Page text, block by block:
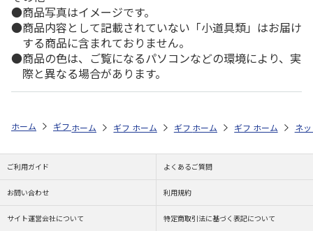
商品写真はイメージです。
商品内容として記載されていない「小道具類」はお届け
する商品に含まれておりません。
商品の色は、ご覧になるパソコンなどの環境により、実
際と異なる場合があります。
ホーム ギフトストア お中元・夏ギフト特集 2026 お菓子・スイーツ
ホーム ギフトストア お中元・夏ギフト特集 2026
ホーム ギフトストア お中元・夏ギフト
ホーム ギフトストア お
ホーム ネ
ご利用ガイド よくあるご質問
お問い合わせ 利用規約
サイト運営会社について 特定商取引法に基づく表記について